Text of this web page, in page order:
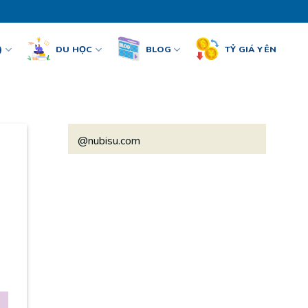
DU HỌC BLOG TỶ GIÁ YÊN
@nubisu.com